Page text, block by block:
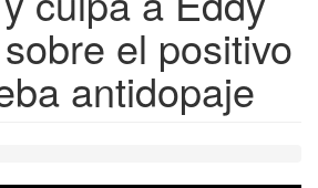
el positivo
antidopaje